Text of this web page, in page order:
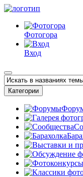
Фотогора
Вход
Категории